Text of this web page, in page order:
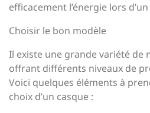
efficacement l’énergie lors
Choisir le bon modèle
Il existe une grande variété de
offrant différents niveaux de
Voici quelques éléments à
choix d’un casque :